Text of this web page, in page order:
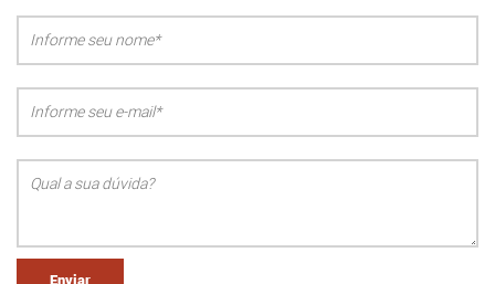
Enviar